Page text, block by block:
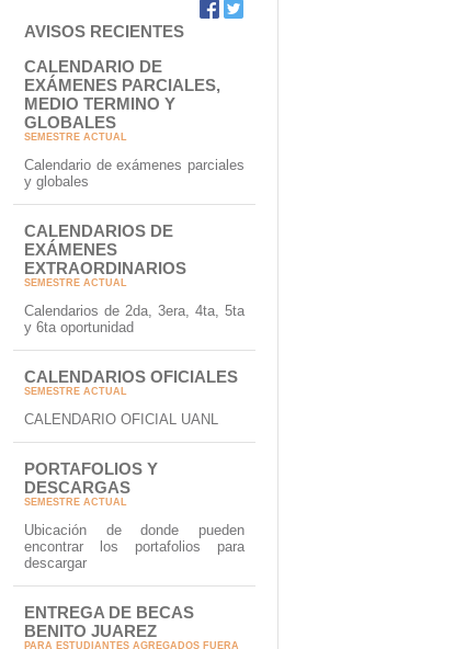
AVISOS RECIENTES
CALENDARIO DE
EXÁMENES PARCIALES,
MEDIO TERMINO Y
GLOBALES
SEMESTRE ACTUAL
Calendario de exámenes parciales
y globales
CALENDARIOS DE
EXÁMENES
EXTRAORDINARIOS
SEMESTRE ACTUAL
Calendarios de 2da, 3era, 4ta, 5ta
y 6ta oportunidad
CALENDARIOS OFICIALES
SEMESTRE ACTUAL
CALENDARIO OFICIAL UANL
PORTAFOLIOS Y
DESCARGAS
SEMESTRE ACTUAL
Ubicación de donde pueden
encontrar los portafolios para
descargar
ENTREGA DE BECAS
BENITO JUAREZ
PARA ESTUDIANTES AGREGADOS FUERA